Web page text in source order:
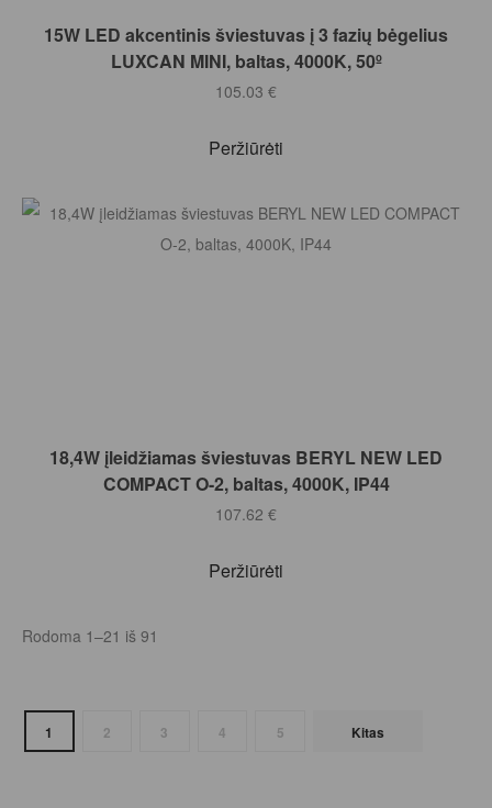
Į KREPŠELĮ
15W LED akcentinis šviestuvas į 3 fazių bėgelius
LUXCAN MINI, baltas, 4000K, 50º
105.03 €
Peržiūrėti
Į KREPŠELĮ
18,4W įleidžiamas šviestuvas BERYL NEW LED
COMPACT O-2, baltas, 4000K, IP44
107.62 €
Peržiūrėti
Rodoma 1–21 iš 91
1 2 3 4 5 Kitas